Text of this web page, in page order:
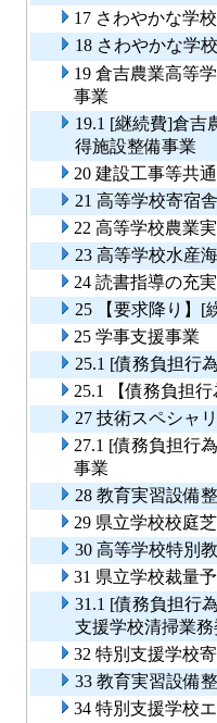
17 さわやかな学
18 さわやかな学
19 倉吉農業高等
事業
19.1 [継続費]倉吉
得施設整備事業
20 建設工事等共
21 高等学校寄宿
22 高等学校農業
23 高等学校水産
24 読書指導の充
25 【要求降り】[
25 学事支援事業
25.1 [債務負担行
25.1 【債務負担
27 技術スペシャ
27.1 [債務負担行
事業
28 教育実習設備
29 県立学校校庭
30 高等学校特別
31 県立学校裁量
31.1 [債務負担行
支援学校清掃業
32 特別支援学校
33 教育実習設備
34 特別支援学校